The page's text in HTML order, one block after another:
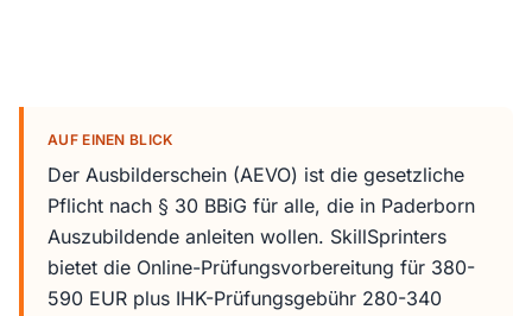
AUF EINEN BLICK
Der Ausbilderschein (AEVO) ist die gesetzliche
Pflicht nach § 30 BBiG für alle, die in Paderborn
Auszubildende anleiten wollen. SkillSprinters
bietet die Online-Prüfungsvorbereitung für 380-
590 EUR plus IHK-Prüfungsgebühr 280-340